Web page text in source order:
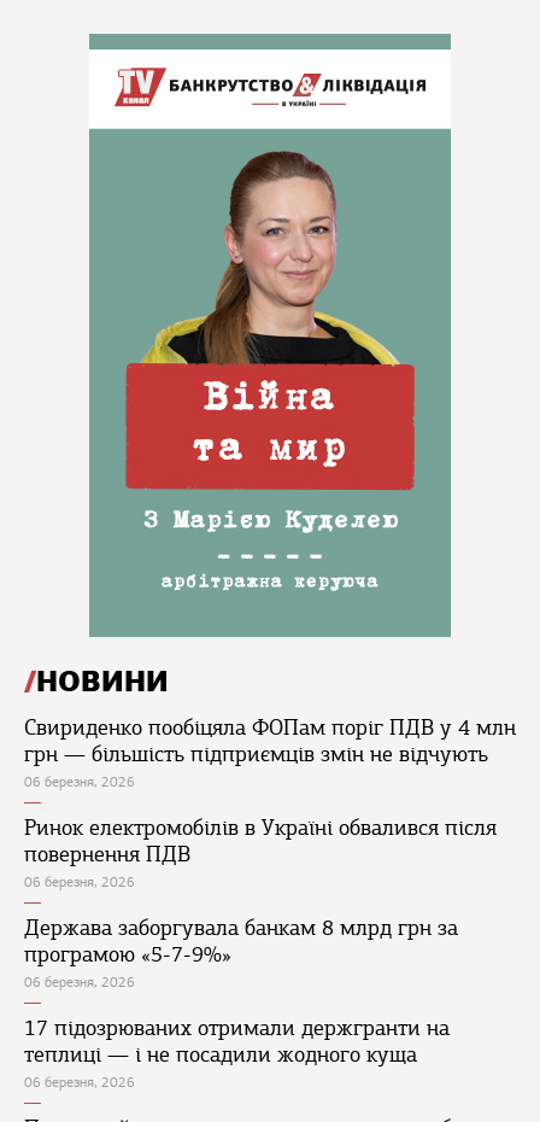
НОВИНИ
Свириденко пообіцяла ФОПам поріг ПДВ у 4 млн
грн — більшість підприємців змін не відчують
06 березня, 2026
Ринок електромобілів в Україні обвалився після
повернення ПДВ
06 березня, 2026
Держава заборгувала банкам 8 млрд грн за
програмою «5-7-9%»
06 березня, 2026
17 підозрюваних отримали держгранти на
теплиці — і не посадили жодного куща
06 березня, 2026